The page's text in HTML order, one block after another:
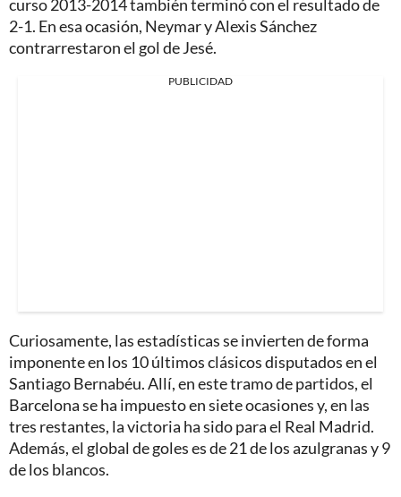
curso 2013-2014 también terminó con el resultado de
2-1. En esa ocasión, Neymar y Alexis Sánchez
contrarrestaron el gol de Jesé.
PUBLICIDAD
Curiosamente, las estadísticas se invierten de forma
imponente en los 10 últimos clásicos disputados en el
Santiago Bernabéu. Allí, en este tramo de partidos, el
Barcelona se ha impuesto en siete ocasiones y, en las
tres restantes, la victoria ha sido para el Real Madrid.
Además, el global de goles es de 21 de los azulgranas y 9
de los blancos.